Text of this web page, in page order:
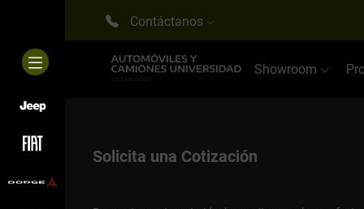
Contáctanos
Showroom
Solicita una Cotización